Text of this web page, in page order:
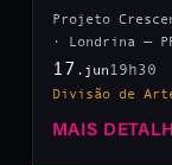
Projeto
· Londrina —
17 .jun 19h30
Divisão de
MAIS